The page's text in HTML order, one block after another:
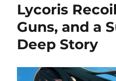
Lycoris
Guns, and a
Deep Story